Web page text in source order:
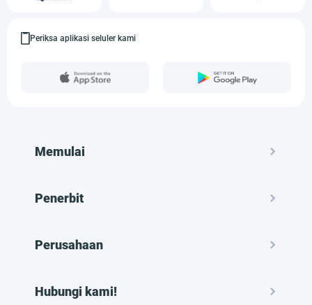
Periksa aplikasi seluler kami
Memulai
Penerbit
Perusahaan
Hubungi kami!